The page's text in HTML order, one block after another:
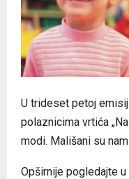
U trideset petoj
polaznicima vrtića
modi. Mališani su
Opširnije pogledajte u